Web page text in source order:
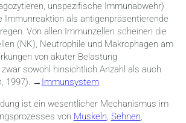
unspezifische Immunabwehr)
Immunreaktion als antigenpräsentierende
Von allen Immunzellen scheinen die
(NK), Neutrophile und Makrophagen am
von akuter Belastung
sowohl hinsichtlich Anzahl als auch
1997). → Immunsystem
ist ein wesentlicher Mechanismus im
von Muskeln, Sehnen,